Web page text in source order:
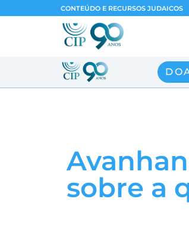
CONTEÚDO E RECURSOS JUDAICOS
sobre a